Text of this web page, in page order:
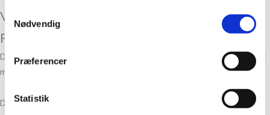
Nødvendig
Præferencer
Statistik
Vær den første til at anmelde “Alpaca 2
FARVE 23”
Din e-mailadresse vil ikke blive publiceret.
Krævede felter er markeret
med
Din bedømmelse